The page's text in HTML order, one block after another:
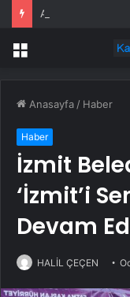
Amrize hissesi
Menü
Anasayfa / Haber
Haber
İzmit
‘İzmit’i
Devam
HALİL ÇEÇEN